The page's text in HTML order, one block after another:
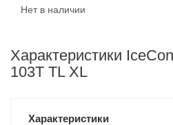
Нет в наличии
Характеристики
103T TL XL
Характеристики